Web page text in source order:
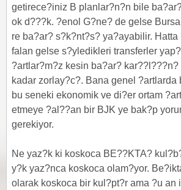
getirece?iniz B planlar?n?n bile
ok d???k. ?enol G?ne? de gelse
re ba?ar? s?k?nt?s? ya?ayabilir.
falan gelse s?yledikleri transferler
?artlar?m?z kesin ba?ar?
kadar zorlay?c?. Bana genel ?artlarda
bu seneki ekonomik ve di?er ortam
etmeye ?al??an bir BJK ye bak?p
gerekiyor.
Ne yaz?k ki koskoca BE??KTA?
y?k yaz?nca koskoca olam?yor.
olarak koskoca bir kul?pt?r ama ?u an